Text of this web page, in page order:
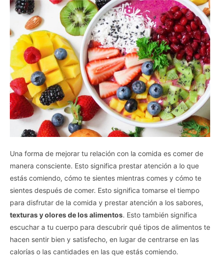
Una forma de mejorar tu relación con la comida es comer de
manera consciente. Esto significa prestar atención a lo que
estás comiendo, cómo te sientes mientras comes y cómo te
sientes después de comer. Esto significa tomarse el tiempo
para disfrutar de la comida y prestar atención a los sabores,
texturas y olores de los alimentos. Esto también significa
escuchar a tu cuerpo para descubrir qué tipos de alimentos te
hacen sentir bien y satisfecho, en lugar de centrarse en las
calorías o las cantidades en las que estás comiendo.